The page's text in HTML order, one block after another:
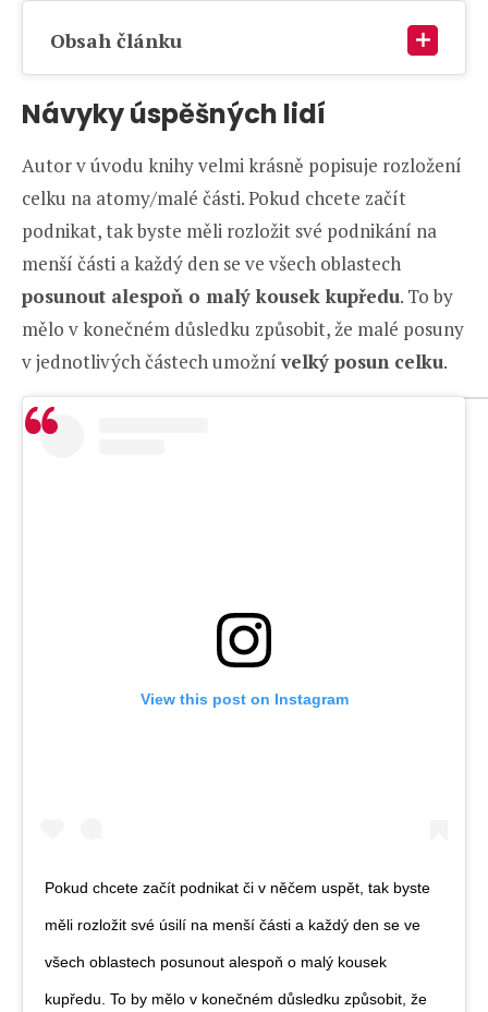
Obsah článku
Návyky úspěšných lidí
Autor v úvodu knihy velmi krásně popisuje rozložení
celku na atomy/malé části. Pokud chcete začít
podnikat, tak byste měli rozložit své podnikání na
menší části a každý den se ve všech oblastech
posunout alespoň o malý kousek kupředu. To by
mělo v konečném důsledku způsobit, že malé posuny
v jednotlivých částech umožní velký posun celku.
View this post on Instagram
Pokud chcete začít podnikat či v něčem uspět, tak byste
měli rozložit své úsilí na menší části a každý den se ve
všech oblastech posunout alespoň o malý kousek
kupředu. To by mělo v konečném důsledku způsobit, že